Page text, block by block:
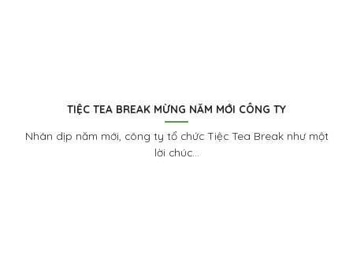
TIỆC TEA BREAK MỪNG NĂM MỚI CÔNG TY
Nhân dịp năm mới, công ty tổ chức Tiệc Tea Break như một
lời chúc...